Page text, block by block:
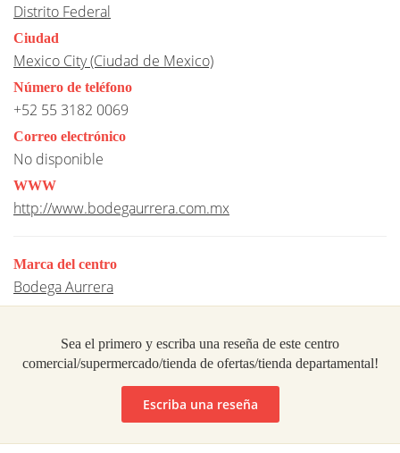
Distrito Federal
Ciudad
Mexico City (Ciudad de Mexico)
Número de teléfono
+52 55 3182 0069
Correo electrónico
No disponible
WWW
http://www.bodegaurrera.com.mx
Marca del centro
Bodega Aurrera
Sea el primero y escriba una reseña de este centro
comercial/supermercado/tienda de ofertas/tienda departamental!
Escriba una reseña